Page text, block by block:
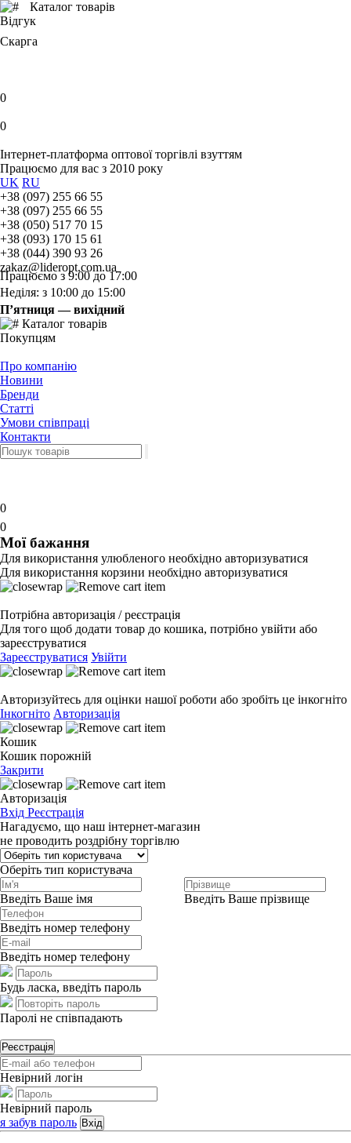
Каталог товарів
Відгук
Скарга
0
0
Інтернет-платформа оптової торгівлі взуттям
Працюємо для вас з 2010 року
UK RU
+38 (097) 255 66 55
+38 (097) 255 66 55
+38 (050) 517 70 15
+38 (093) 170 15 61
+38 (044) 390 93 26
zakaz@lideropt.com.ua
Працюємо з 9:00 до 17:00
Неділя: з 10:00 до 15:00
П’ятниця — вихідний
Каталог товарів
Покупцям
Про компанію
Новини
Бренди
Статті
Умови співпраці
Контакти
0
0
Мої бажання
Для використання улюбленого необхідно авторизуватися
Для використання корзини необхідно авторизуватися
Потрібна авторизація / реєстрація
Для того щоб додати товар до кошика, потрібно увійти або
зареєструватися
Зареєструватися Увійти
Авторизуйтесь для оцінки нашої роботи або зробіть це інкогніто
Інкогніто Авторизація
Кошик
Кошик порожній
Закрити
Авторизація
Вхід Реєстрація
Нагадуємо, що наш інтернет-магазин
не проводить роздрібну торгівлю
Оберіть тип користувача
Введіть Ваше імя Введіть Ваше прізвище
Введіть номер телефону
Введіть номер телефону
Будь ласка, введіть пароль
Паролі не співпадають
Реєстрація
Невірний логін
Невірний пароль
я забув пароль Вхід